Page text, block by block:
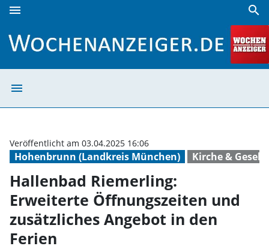
menu search
menu
Hohenbrunn (Landkreis München) Kirche &
Veröffentlicht am 03.04.2025 16:06
Hallenbad Riemerling:
Erweiterte Öffnungszeiten und
zusätzliches Angebot in den
Ferien